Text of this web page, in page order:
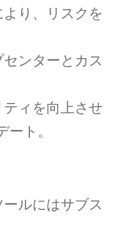
り、リスクを
ンターとカス
ィを向上させ
ト。
ルにはサブス